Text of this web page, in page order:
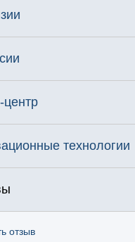
центр
технологии
отзыв